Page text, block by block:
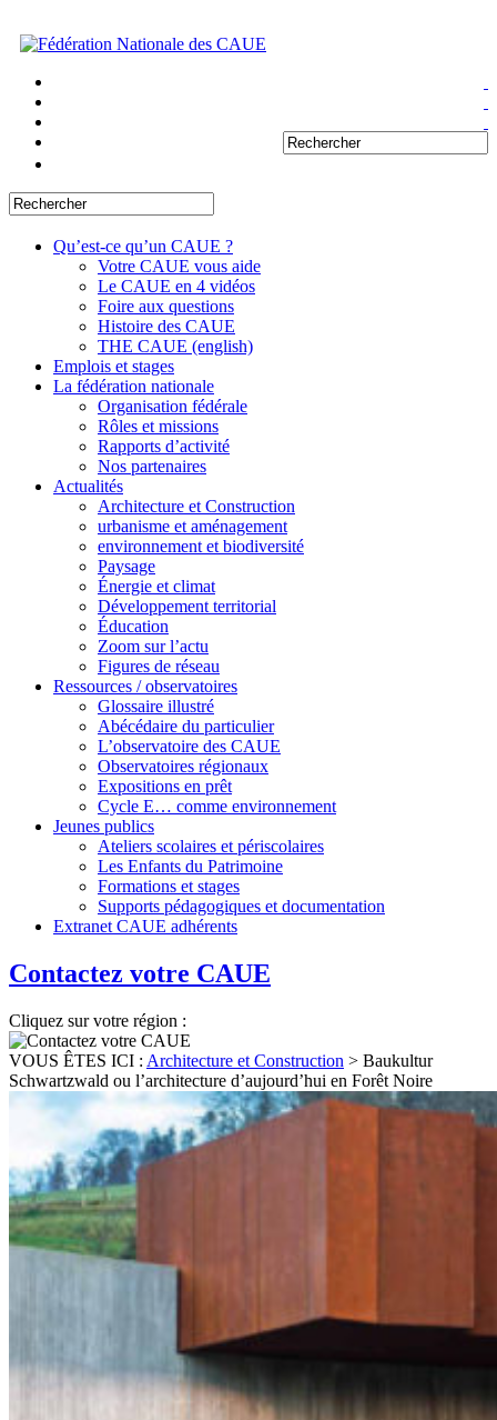
Qu’est-ce qu’un CAUE ?
Votre CAUE vous aide
Le CAUE en 4 vidéos
Foire aux questions
Histoire des CAUE
THE CAUE (english)
Emplois et stages
La fédération nationale
Organisation fédérale
Rôles et missions
Rapports d’activité
Nos partenaires
Actualités
Architecture et Construction
urbanisme et aménagement
environnement et biodiversité
Paysage
Énergie et climat
Développement territorial
Éducation
Zoom sur l’actu
Figures de réseau
Ressources / observatoires
Glossaire illustré
Abécédaire du particulier
L’observatoire des CAUE
Observatoires régionaux
Expositions en prêt
Cycle E… comme environnement
Jeunes publics
Ateliers scolaires et périscolaires
Les Enfants du Patrimoine
Formations et stages
Supports pédagogiques et documentation
Extranet CAUE adhérents
Contactez votre CAUE
Cliquez sur votre région :
VOUS ÊTES ICI : Architecture et Construction > Baukultur
Schwartzwald ou l’architecture d’aujourd’hui en Forêt Noire